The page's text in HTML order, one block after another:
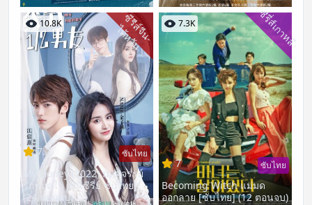
10.8K ซี
รี
ส์
จี
น
-
ไ
ต้
ห
วั
น
7.2 ซับไทย
My Honey (2022) มหัศจรรย์
รักหมดใจ [มินิซีรี่ย์ ซับไทย]
(24 ตอนจบ)
7.3K ซีรี่ส์เกาหลี
7 ซับไทย
Becoming Witch แม่มด
ออกลาย [ซับไทย] (12 ตอนจบ)